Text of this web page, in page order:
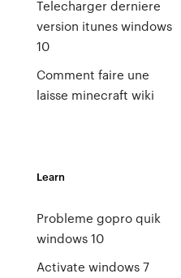
Telecharger derniere
version itunes windows
10
Comment faire une
laisse minecraft wiki
Learn
Probleme gopro quik
windows 10
Activate windows 7